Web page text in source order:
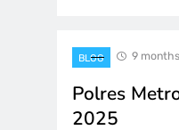
BLOG 9
Polres
2025